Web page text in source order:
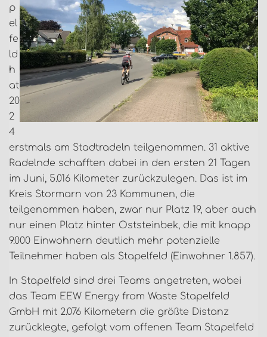
p
el
fe
ld
h
at
20
2
4
erstmals am Stadtradeln teilgenommen. 31 aktive
Radelnde schafften dabei in den ersten 21 Tagen
im Juni, 5.016 Kilometer zurückzulegen. Das ist im
Kreis Stormarn von 23 Kommunen, die
teilgenommen haben, zwar nur Platz 19, aber auch
nur einen Platz hinter Oststeinbek, die mit knapp
9.000 Einwohnern deutlich mehr potenzielle
Teilnehmer haben als Stapelfeld (Einwohner 1.857).
In Stapelfeld sind drei Teams angetreten, wobei
das Team EEW Energy from Waste Stapelfeld
GmbH mit 2.076 Kilometern die größte Distanz
zurücklegte, gefolgt vom offenen Team Stapelfeld